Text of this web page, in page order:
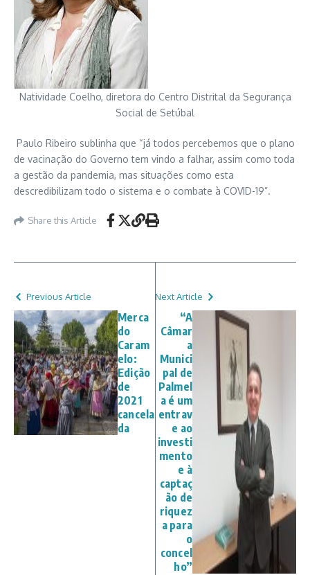
Natividade Coelho, diretora do Centro Distrital da Segurança
Social de Setúbal
Paulo Ribeiro sublinha que “já todos percebemos que o plano
de vacinação do Governo tem vindo a falhar, assim como toda
a gestão da pandemia, mas situações como esta
descredibilizam todo o sistema e o combate à COVID-19”.
Share this Article
Previous Article
Merca
do
Caram
elo:
Edição
de
2021
cancela
da
Next Article
“A
Câmar
a
Munici
pal de
Palmel
a é um
entrav
e ao
investi
mento
e à
captaç
ão de
riquez
a para
o
concel
ho”